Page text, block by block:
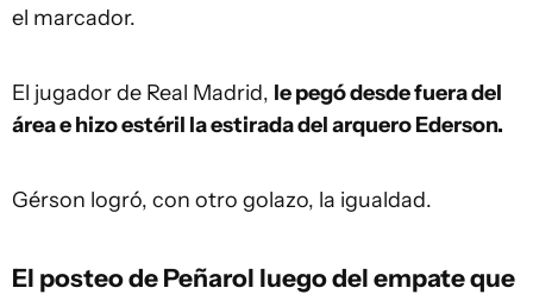
el marcador.
El jugador de Real Madrid, le pegó desde fuera del
área e hizo estéril la estirada del arquero Ederson.
Gérson logró, con otro golazo, la igualdad.
El posteo de Peñarol luego del empate que